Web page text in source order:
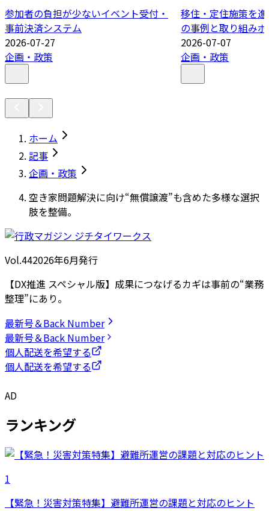
参加者の負担が少ないイベント受付・
事前決済システム
2026-07-27
企画・政策
移住・定住施策を
の事例と取り組み
2026-07-07
企画・政策
ホーム
記事
企画・政策
空き家問題解決に向け“無償譲渡”も含めた多様な選択
肢を整備。
Vol.442026年6月発行
【DX推進 スペシャル版】成果につなげるカギは事前の“業務
整理”にあり。
最新号＆Back Number
最新号＆Back Number
個人配送を希望する
個人配送を希望する
AD
ランキング
1
【緊急！災害対策特集】避難所運営の課題と対応のヒント